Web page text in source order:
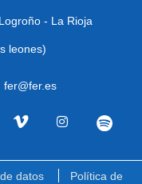
- La Rioja
leones)
fer@fer.es
datos
Política de